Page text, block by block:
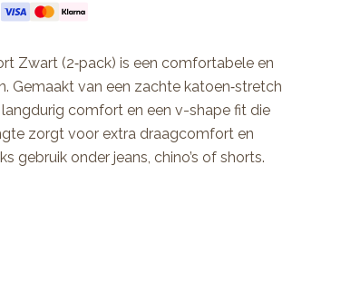
Zwart (2‑pack) is een comfortabele en
Gemaakt van een zachte katoen‑stretch
comfort en een v-shape fit die
zorgt voor extra draagcomfort en
gebruik onder jeans, chino’s of shorts.